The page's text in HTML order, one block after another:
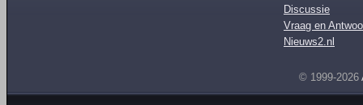
Discussie
Vraag en
Nieuws2.nl
© 1999-2026